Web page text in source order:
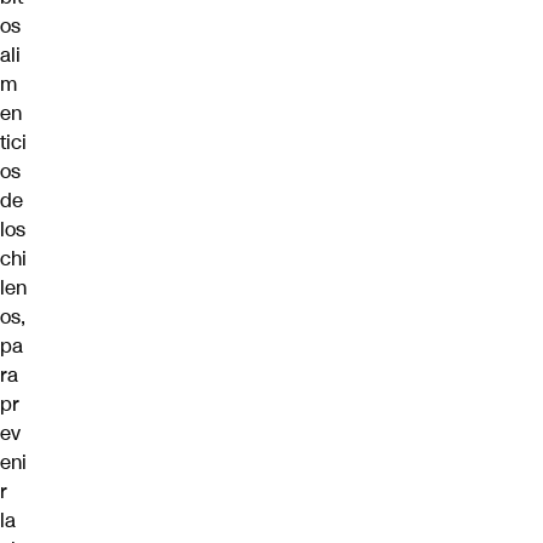
os
ali
m
en
tici
os
de
los
chi
len
os,
pa
ra
pr
ev
eni
r
la